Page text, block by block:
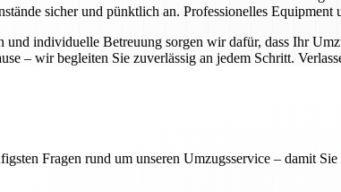
sicher und pünktlich an. Professionelles
und individuelle Betreuung sorgen wir dafür, dass Ihr
– wir begleiten Sie zuverlässig an jedem Schritt.
Fragen rund um unseren Umzugsservice – damit Sie